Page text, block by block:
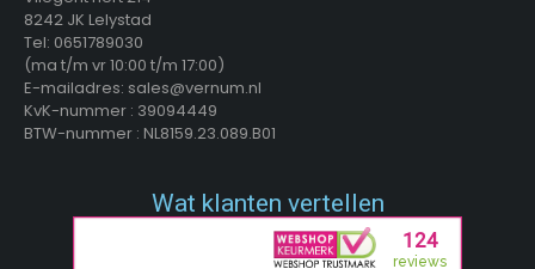
8242 JK Lelystad
Tel: 0651789030
(ma t/m vr 10:00 t/m 17:00)
E-mailadres: sales@vernum.nl
KvK-nummer : 39094449
BTW-nummer : NL8159.23.089.B01
Wat klanten vertellen